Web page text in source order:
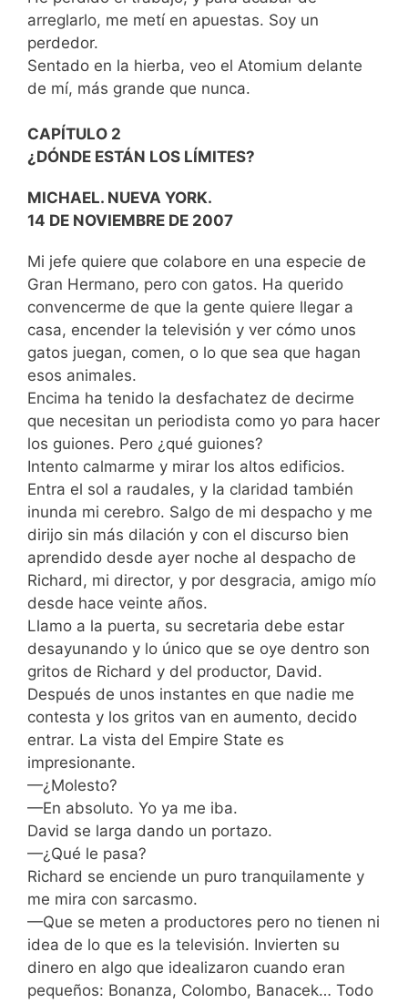
arreglarlo, me metí en apuestas. Soy un
perdedor.
Sentado en la hierba, veo el Atomium delante
de mí, más grande que nunca.
CAPÍTULO 2
¿DÓNDE ESTÁN LOS LÍMITES?
MICHAEL. NUEVA YORK.
14 DE NOVIEMBRE DE 2007
Mi jefe quiere que colabore en una especie de
Gran Hermano, pero con gatos. Ha querido
convencerme de que la gente quiere llegar a
casa, encender la televisión y ver cómo unos
gatos juegan, comen, o lo que sea que hagan
esos animales.
Encima ha tenido la desfachatez de decirme
que necesitan un periodista como yo para hacer
los guiones. Pero ¿qué guiones?
Intento calmarme y mirar los altos edificios.
Entra el sol a raudales, y la claridad también
inunda mi cerebro. Salgo de mi despacho y me
dirijo sin más dilación y con el discurso bien
aprendido desde ayer noche al despacho de
Richard, mi director, y por desgracia, amigo mío
desde hace veinte años.
Llamo a la puerta, su secretaria debe estar
desayunando y lo único que se oye dentro son
gritos de Richard y del productor, David.
Después de unos instantes en que nadie me
contesta y los gritos van en aumento, decido
entrar. La vista del Empire State es
impresionante.
—¿Molesto?
—En absoluto. Yo ya me iba.
David se larga dando un portazo.
—¿Qué le pasa?
Richard se enciende un puro tranquilamente y
me mira con sarcasmo.
—Que se meten a productores pero no tienen ni
idea de lo que es la televisión. Invierten su
dinero en algo que idealizaron cuando eran
pequeños: Bonanza, Colombo, Banacek… Todo